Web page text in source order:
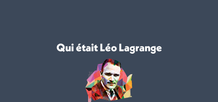
Qui était Léo Lagrange